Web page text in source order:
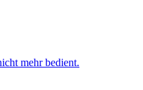
mehr bedient.